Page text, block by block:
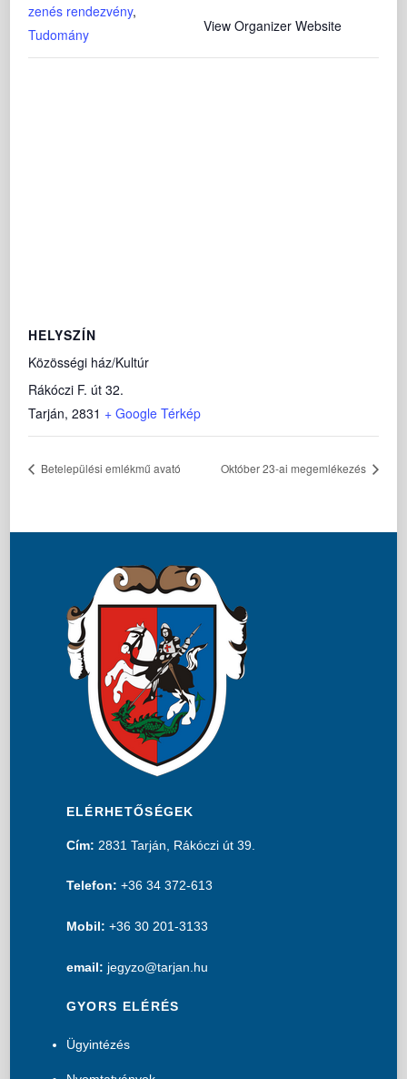
zenés rendezvény,
Tudomány
View Organizer Website
HELYSZÍN
Közösségi ház/Kultúr
Rákóczi F. út 32.
Tarján, 2831 + Google Térkép
Betelepülési emlékmű avató Október 23-ai megemlékezés
ELÉRHETŐSÉGEK
Cím: 2831 Tarján, Rákóczi út 39.
Telefon: +36 34 372-613
Mobil: +36 30 201-3133
email: jegyzo@tarjan.hu
GYORS ELÉRÉS
Ügyintézés